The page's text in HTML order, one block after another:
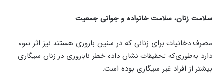
سلامت زنان، سلامت خانواده و جوانی جمعیت
مصرف دخانیات برای زنانی که در سنین باروری هستند نیز اثر سوء
دارد به‌طوری‌که تحقیقات نشان داده خطر ناباروری در زنان سیگاری
بیشتر از افراد غیر سیگاری بوده است.